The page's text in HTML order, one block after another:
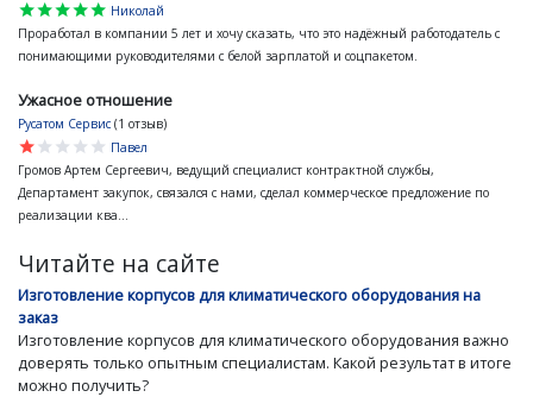
star
star
star
star
star
Николай
Проработал в компании 5 лет и хочу сказать, что это надёжный работодатель с
понимающими руководителями с белой зарплатой и соцпакетом.
Ужасное отношение
Русатом Сервис (1 отзыв)
star
star
star
star
star
Павел
Громов Артем Сергеевич, ведущий специалист контрактной службы,
Департамент закупок, связался с нами, сделал коммерческое предложение по
реализации ква...
Читайте на сайте
Изготовление корпусов для климатического оборудования на
заказ
Изготовление корпусов для климатического оборудования важно
доверять только опытным специалистам. Какой результат в итоге
можно получить?